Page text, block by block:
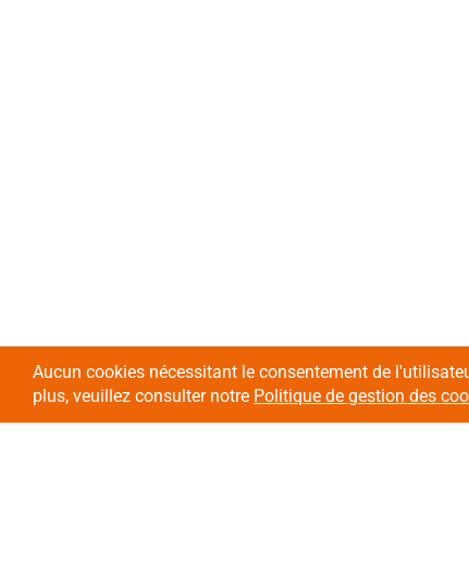
Aucun cookies nécessitant le consentement de
plus, veuillez consulter notre Politique de gestion des